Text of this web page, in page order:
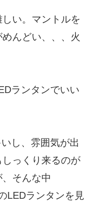
い。マントルを
んどい、、、火
ランタンでいい
し、雰囲気が出
っくり来るのが
そんな中
LEDランタンを見